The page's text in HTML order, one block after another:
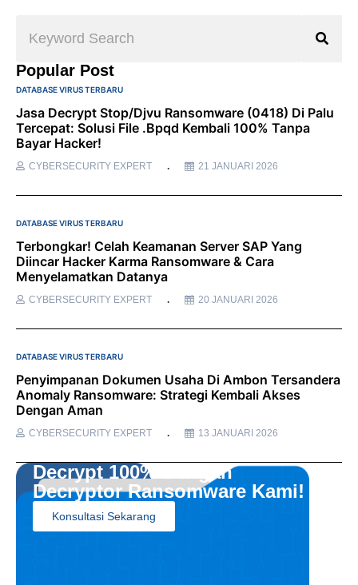
Popular Post
DATABASE VIRUS TERBARU
Jasa Decrypt Stop/Djvu Ransomware (0418) Di Palu
Tercepat: Solusi File .bpqd Kembali 100% Tanpa
Bayar Hacker!
CYBERSECURITY EXPERT 21 JANUARI 2026
DATABASE VIRUS TERBARU
Terbongkar! Celah Keamanan Server SAP Yang
Diincar Hacker Karma Ransomware & Cara
Menyelamatkan Datanya
CYBERSECURITY EXPERT 20 JANUARI 2026
DATABASE VIRUS TERBARU
Penyimpanan Dokumen Usaha Di Ambon Tersandera
Anomaly Ransomware: Strategi Kembali Akses
Dengan Aman
CYBERSECURITY EXPERT 13 JANUARI 2026
Decrypt 100% Dengan
Decryptor Ransomware Kami!
Konsultasi Sekarang